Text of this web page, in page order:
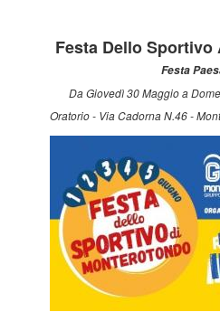
Festa Dello
Festa
Da Giovedì 30 Maggio a
Oratorio - Via Cadorna N.46 -